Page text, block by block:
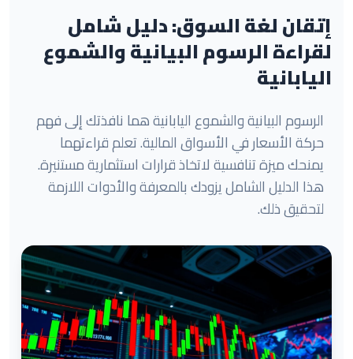
إتقان لغة السوق: دليل شامل
لقراءة الرسوم البيانية والشموع
اليابانية
الرسوم البيانية والشموع اليابانية هما نافذتك إلى فهم
حركة الأسعار في الأسواق المالية. تعلم قراءتهما
يمنحك ميزة تنافسية لاتخاذ قرارات استثمارية مستنيرة.
هذا الدليل الشامل يزودك بالمعرفة والأدوات اللازمة
لتحقيق ذلك.